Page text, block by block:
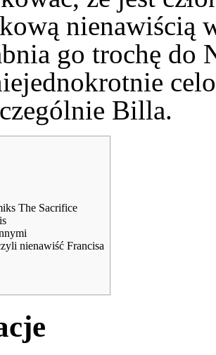
nienawiścią
go trochę do
Billa.
The Sacrifice
nienawiść Francisa